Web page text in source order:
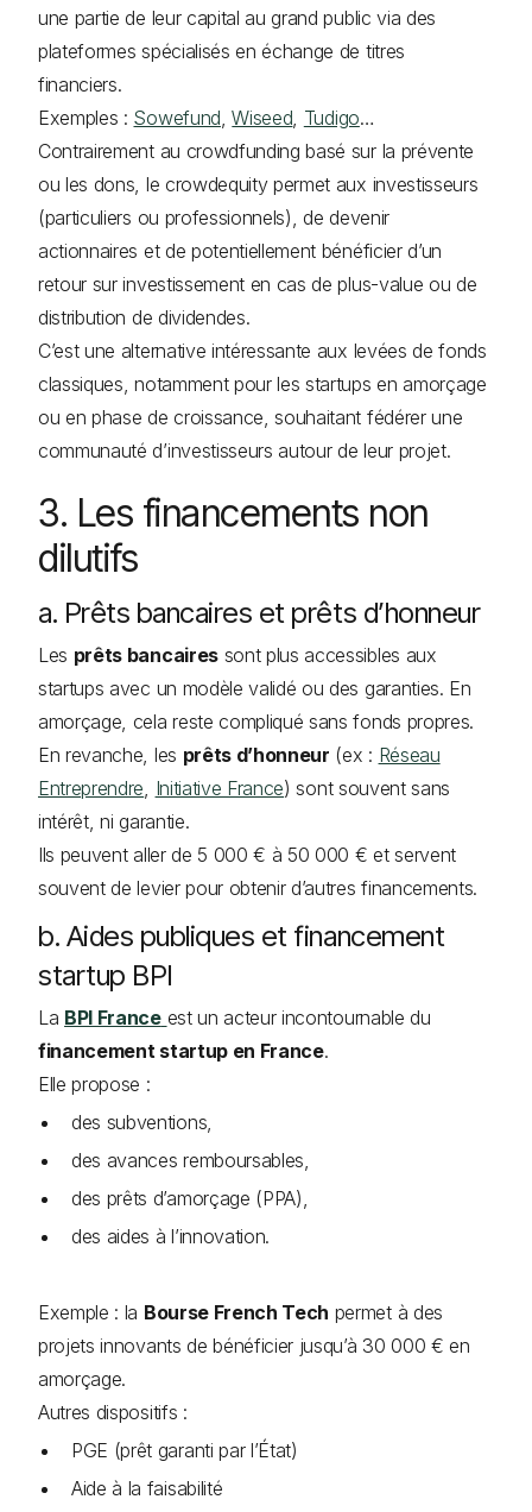
une partie de leur capital au grand public via des
plateformes spécialisés en échange de titres
financiers.
Exemples : Sowefund ,Wiseed Tudigo…
Contrairement au crowdfunding basé sur la prévente
ou les dons, le crowdequity permet aux investisseurs
(particuliers ou professionnels), de devenir
actionnaires et de potentiellement bénéficier d’un
retour sur investissement en cas de plus-value ou de
distribution de dividendes.
C’est une alternative intéressante aux levées de fonds
classiques, notamment pour les startups en amorçage
ou en phase de croissance, souhaitant fédérer une
communauté d’investisseurs autour de leur projet.
3. Les financements non
dilutifs
a. Prêts bancaires et prêts d’honneur
Les prêts bancairessont plus accessibles aux
startups avec un modèle validé ou des garanties. En
amorçage, cela reste compliqué sans fonds propres.
En revanche, les prêts d’honneur (ex : Réseau
Entreprendre Initiative France) sont souvent sans
intérêt, ni garantie.
Ils peuvent aller de 5 000 € à 50 000 € et servent
souvent de levier pour obtenir d’autres financements.
b. Aides publiques et financement
startup BPI
La BPI France est un acteur incontournable du
financement startup en France.
Elle propose :
des subventions,
des avances remboursables,
des prêts d’amorçage (PPA),
des aides à l’innovation.
Exemple : la Bourse French Tech permet à des
projets innovants de bénéficier jusqu’à 30 000 € en
amorçage.
Autres dispositifs :
PGE (prêt garanti par l’État)
Aide à la faisabilité